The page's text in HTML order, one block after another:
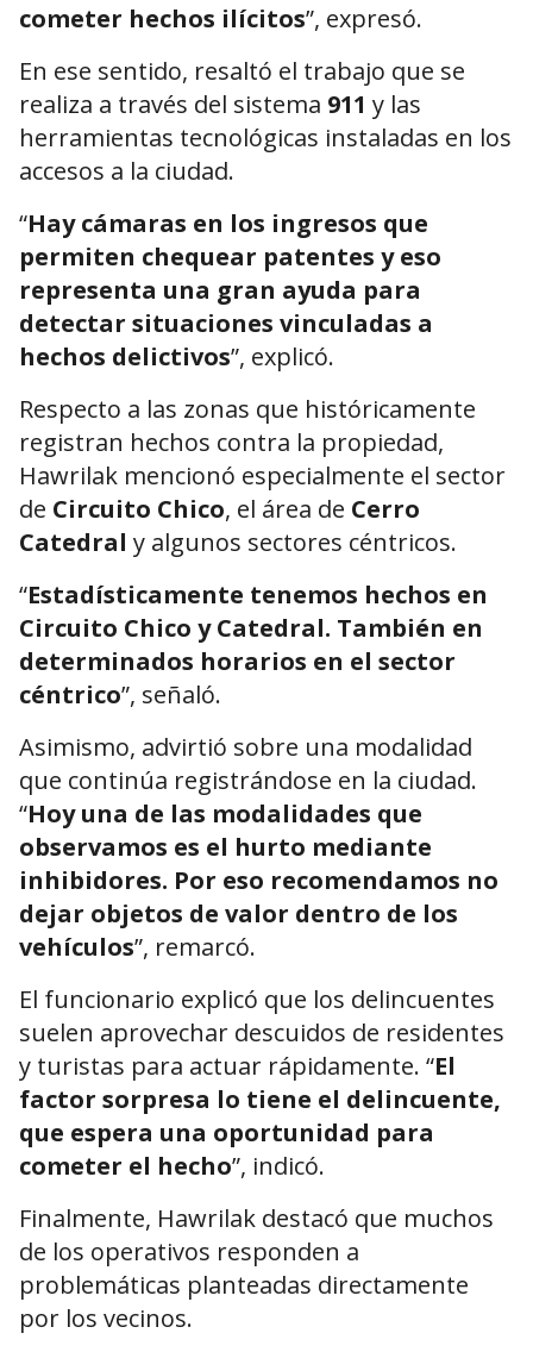
cometer hechos ilícitos”, expresó.
En ese sentido, resaltó el trabajo que se
realiza a través del sistema 911 y las
herramientas tecnológicas instaladas en los
accesos a la ciudad.
“Hay cámaras en los ingresos que
permiten chequear patentes y eso
representa una gran ayuda para
detectar situaciones vinculadas a
hechos delictivos”, explicó.
Respecto a las zonas que históricamente
registran hechos contra la propiedad,
Hawrilak mencionó especialmente el sector
de Circuito Chico, el área de Cerro
Catedral y algunos sectores céntricos.
“Estadísticamente tenemos hechos en
Circuito Chico y Catedral. También en
determinados horarios en el sector
céntrico”, señaló.
Asimismo, advirtió sobre una modalidad
que continúa registrándose en la ciudad.
“Hoy una de las modalidades que
observamos es el hurto mediante
inhibidores. Por eso recomendamos no
dejar objetos de valor dentro de los
vehículos”, remarcó.
El funcionario explicó que los delincuentes
suelen aprovechar descuidos de residentes
y turistas para actuar rápidamente. “El
factor sorpresa lo tiene el delincuente,
que espera una oportunidad para
cometer el hecho”, indicó.
Finalmente, Hawrilak destacó que muchos
de los operativos responden a
problemáticas planteadas directamente
por los vecinos.